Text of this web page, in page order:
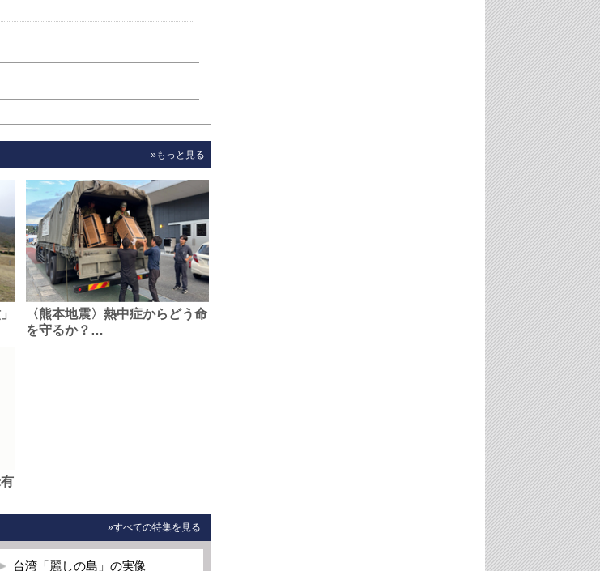
»もっと見る
〈熊本地震〉熱中症からどう命
を守るか？…
»すべての特集を見る
台湾「麗しの島」の実像